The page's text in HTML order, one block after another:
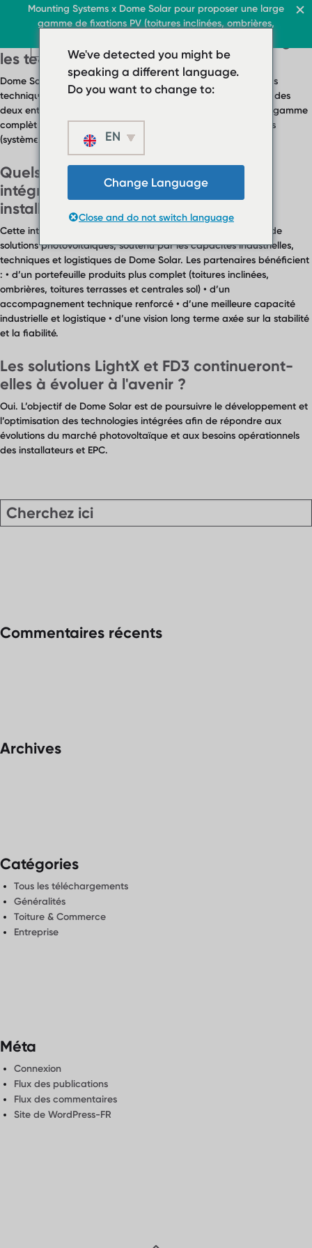
Mounting Systems x Dome Solar pour proposer une large
gamme de fixations PV (toitures inclinées, ombrières,
Toitures inclinées
Ombrières
À propos
Contact
Toitures terrasses
› Système de toiture
Système de toit plat
Toitures inclinées
› FAQ
Contact
FR
Toiture & Commerce
Toit & Commerce
› Système de
toiture plate
Ombrières
Téléchargements
› FAQ
Contact
FAQ Category :Stratégie
les technologies Mounting Systems ?
Dome Solar a identifié de fortes synergies entre les standards
techniques, l’approche d’ingénierie et la philosophie produit des
deux entreprises. Cette intégration permet de proposer une gamme
complète pour toitures inclinées, ombrières, toitures terrasses
(systèmes soudés et lestés), et centrales sol.
Quels sont les avantages de cette
intégration pour les partenaires et les
installateurs ?
Cette intégration permet d’accéder à un portefeuille élargi de
solutions photovoltaïques, soutenu par les capacités industrielles,
techniques et logistiques de Dome Solar. Les partenaires bénéficient
: • d’un portefeuille produits plus complet (toitures inclinées,
ombrières, toitures terrasses et centrales sol) • d’un
accompagnement technique renforcé • d’une meilleure capacité
industrielle et logistique • d’une vision long terme axée sur la stabilité
et la fiabilité.
Les solutions LightX et FD3 continueront-
elles à évoluer à l'avenir ?
Oui. L’objectif de Dome Solar est de poursuivre le développement et
l’optimisation des technologies intégrées afin de répondre aux
évolutions du marché photovoltaïque et aux besoins opérationnels
des installateurs et EPC.
Commentaires récents
Archives
Catégories
Tous les téléchargements
Généralités
Toiture & Commerce
Entreprise
Méta
Connexion
Flux des publications
Flux des commentaires
Site de WordPress-FR
We've detected you might be
speaking a different language.
Do you want to change to:
EN
Change Language
Close and do not switch language